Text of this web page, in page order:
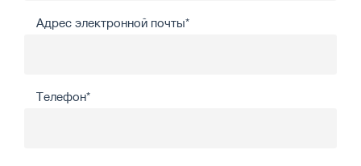
Адрес электронной почты*
Телефон*